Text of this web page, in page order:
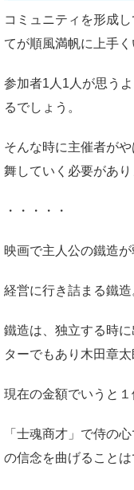
コミュニティを形成
てが順風満帆に上手く
参加者1人1人が思う
るでしょう。
そんな時に主催者が
舞していく必要があり
・・・・・
映画で主人公の鐵造
経営に行き詰まる鐵造
鐵造は、独立する時
ターでもあり木田章
現在の金額でいうと
「士魂商才」で侍の
の信念を曲げることは